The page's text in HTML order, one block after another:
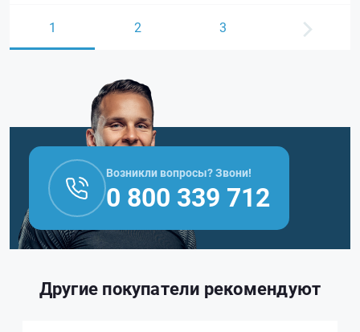
1 2 3
Возникли вопросы? Звони!
0 800 339 712
Другие покупатели рекомендуют